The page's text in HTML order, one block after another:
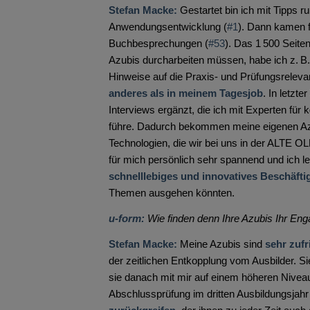
Stefan Macke: Gestartet bin ich mit Tipps
Anwendungsentwicklung (#1). Dann kamen
Buchbesprechungen (#53). Das 1 500
Azubis durcharbeiten müssen, habe ich z.
Hinweise auf die Praxis- und
anderes als in meinem Tagesjob. In letzter
Interviews ergänzt, die ich mit Experten für
führe. Dadurch bekommen meine eigenen
Technologien, die wir bei uns in der ALTE
für mich persönlich sehr spannend und ich
schnelllebiges und innovatives
Themen ausgehen könnten.
u-form: Wie finden denn Ihre Azubis Ihr
Stefan Macke: Meine Azubis sind sehr
der zeitlichen Entkopplung vom Ausbilder.
sie danach mit mir auf einem höheren
Abschlussprüfung im dritten Ausbildungsjahr